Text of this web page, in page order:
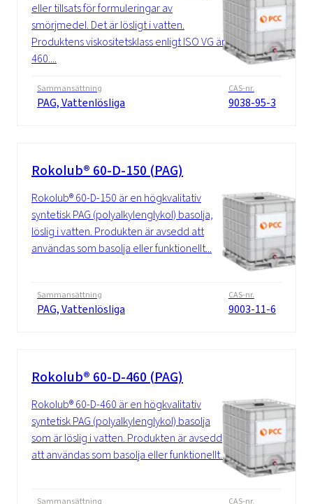
eller tillsats för formuleringar av
smörjmedel. Det är lösligt i vatten.
Produktens viskositetsklass enligt ISO VG är
460....
Sammansättning
PAG, Vattenlösliga
CAS-nr.
9038-95-3
Rokolub® 60-D-150 (PAG)
Rokolub® 60-D-150 är en högkvalitativ
syntetisk PAG (polyalkylenglykol) basolja,
löslig i vatten. Produkten är avsedd att
användas som basolja eller funktionellt...
Sammansättning
PAG, Vattenlösliga
CAS-nr.
9003-11-6
Rokolub® 60-D-460 (PAG)
Rokolub® 60-D-460 är en högkvalitativ
syntetisk PAG (polyalkylenglykol) basolja
som är löslig i vatten. Produkten är avsedd
att användas som basolja eller funktionellt...
Sammansättning CAS-nr.